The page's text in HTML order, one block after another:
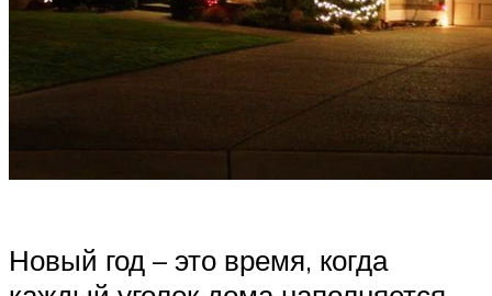
Новый год – это время, когда